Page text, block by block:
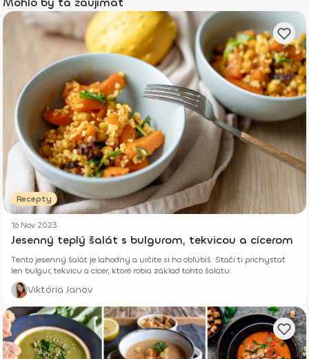
Recepty
16 Nov 2023
Jesenný teplý šalát s bulgurom, tekvicou a cícerom
Tento jesenný šalát je lahodný a určite si ho obľúbiš. Stačí ti prichystať
len bulgur, tekvicu a cícer, ktoré robia základ tohto šalátu.
Viktória Janov